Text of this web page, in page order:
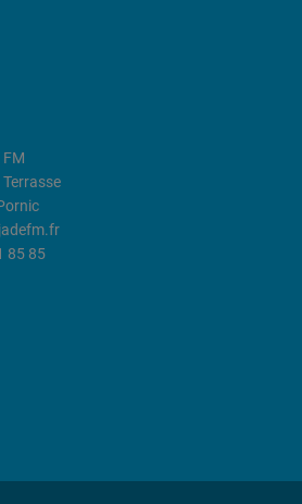
FM
85 85